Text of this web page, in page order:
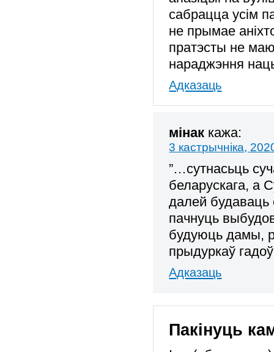
сабрацца усім
не прымае
пратэсты не
нараджэння
Адказаць
мінак кажа:
3 кастрычніка,
”…сутнасьць
беларускага, а
далей
пачнуць
будуюць дамы,
прыдуркаў
Адказаць
Пакінуць